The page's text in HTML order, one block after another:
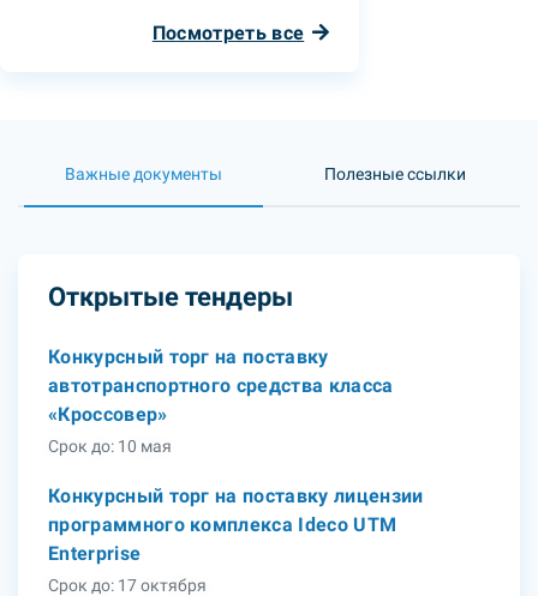
Посмотреть все
Важные документы Полезные ссылки
Открытые тендеры
Конкурсный торг на поставку
автотранспортного средства класса
«Кроссовер»
Срок до: 10 мая
Конкурсный торг на поставку лицензии
программного комплекса Ideco UTM
Enterprise
Срок до: 17 октября